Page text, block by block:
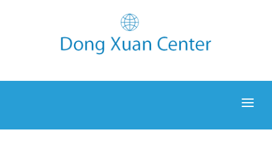
NEWS